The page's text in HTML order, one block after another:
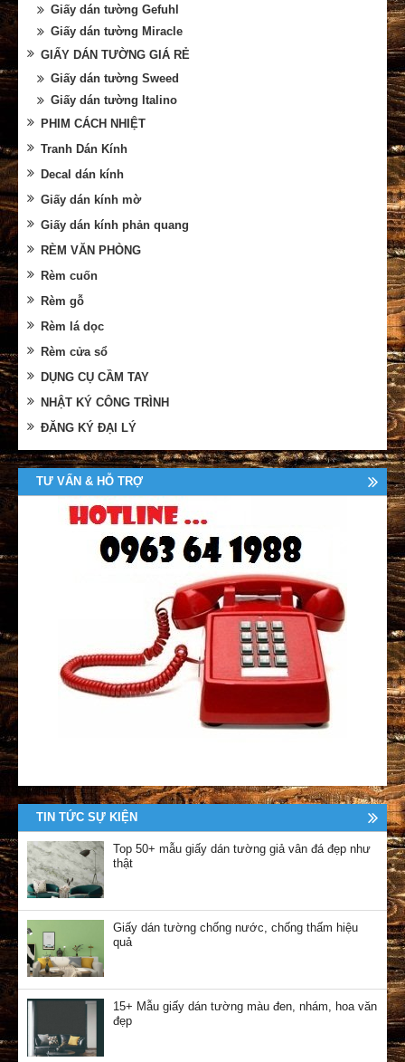
Giấy dán tường Gefuhl
Giấy dán tường Miracle
GIẤY DÁN TƯỜNG GIÁ RẺ
Giấy dán tường Sweed
Giấy dán tường Italino
PHIM CÁCH NHIỆT
Tranh Dán Kính
Decal dán kính
Giấy dán kính mờ
Giấy dán kính phản quang
RÈM VĂN PHÒNG
Rèm cuốn
Rèm gỗ
Rèm lá dọc
Rèm cửa sổ
DỤNG CỤ CẦM TAY
NHẬT KÝ CÔNG TRÌNH
ĐĂNG KÝ ĐẠI LÝ
TƯ VẤN & HỖ TRỢ
TIN TỨC SỰ KIỆN
Top 50+ mẫu giấy dán tường giả vân đá đẹp như
thật
Giấy dán tường chống nước, chống thấm hiệu
quả
15+ Mẫu giấy dán tường màu đen, nhám, hoa văn
đẹp